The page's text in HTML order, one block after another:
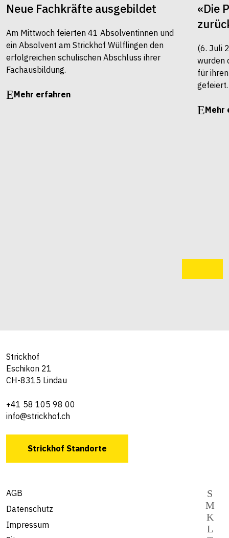
Neue Fachkräfte ausgebildet
Am Mittwoch feierten 41 Absolventinnen und
ein Absolvent am Strickhof Wülflingen den
erfolgreichen schulischen Abschluss ihrer
Fachausbildung.
Mehr erfahren
«Die
(6. Juli
wurden
für
gefeiert.
Mehr
Strickhof
Eschikon 21
CH-8315 Lindau
+41 58 105 98 00
info@strickhof.ch
Strickhof Standorte
AGB
Datenschutz
Impressum